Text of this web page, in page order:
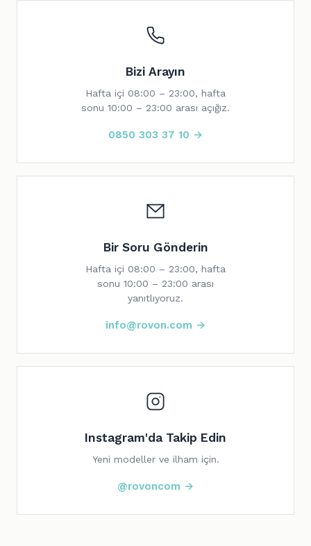
Bizi Arayın
Hafta içi 08:00 – 23:00, hafta
sonu 10:00 – 23:00 arası açığız.
0850 303 37 10 →
Bir Soru Gönderin
Hafta içi 08:00 – 23:00, hafta
sonu 10:00 – 23:00 arası
yanıtlıyoruz.
info@rovon.com →
Instagram'da Takip Edin
Yeni modeller ve ilham için.
@rovoncom →